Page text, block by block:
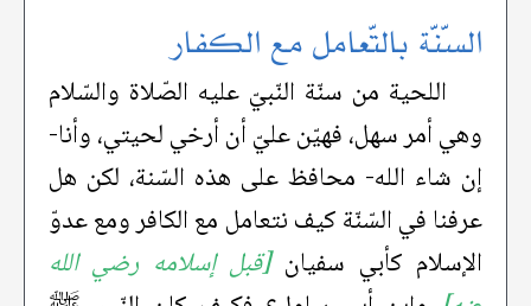
السّنّة بالتّعامل مع الكفار
اللحية من سنّة النّبيّ عليه الصّلاة والسّلام
وهي أمر سهل، فهيّن عليّ أن أرخي لحيتي، وأنا-
إن شاء الله- محافظ على هذه السّنة، لكن هل
عرفنا في السّنّة كيف نتعامل مع الكافر ومع عدوّ
الإسلام كأبي سفيان[قبل إسلامه رضي الله